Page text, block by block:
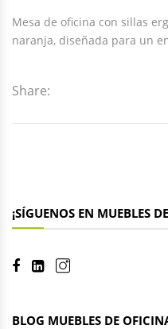
Mesa de oficina con sillas
naranja, diseñada para un
Share:
¡SÍGUENOS EN MUEBLES
BLOG MUEBLES DE